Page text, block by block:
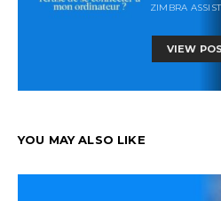
ZIMBRA
VIEW
YOU MAY ALSO LIKE